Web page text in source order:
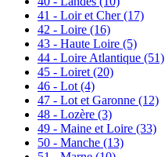
41 - Loir et Cher(17)
42 - Loire (16)
43 - Haute Loire (5)
44 - Loire Atlantique (51)
45 - Loiret (20)
46 - Lot (4)
47 - Lot et Garonne (12)
48 - Lozère (3)
49 - Maine et Loire (33)
50 - Manche (13)